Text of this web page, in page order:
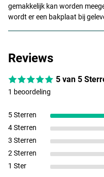
gemakkelijk kan worden
wordt er een bakplaat bij
Reviews
5 van 5
1 beoordeling
5 Sterren
4 Sterren
3 Sterren
2 Sterren
1 Ster